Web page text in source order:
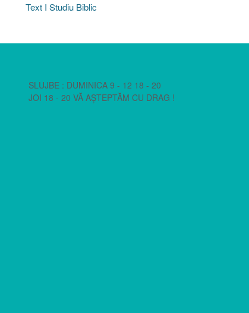
Text I Studiu Biblic
SLUJBE : DUMINICA 9 - 12 18 - 20
JOI 18 - 20 VĂ AȘTEPTĂM CU DRAG !